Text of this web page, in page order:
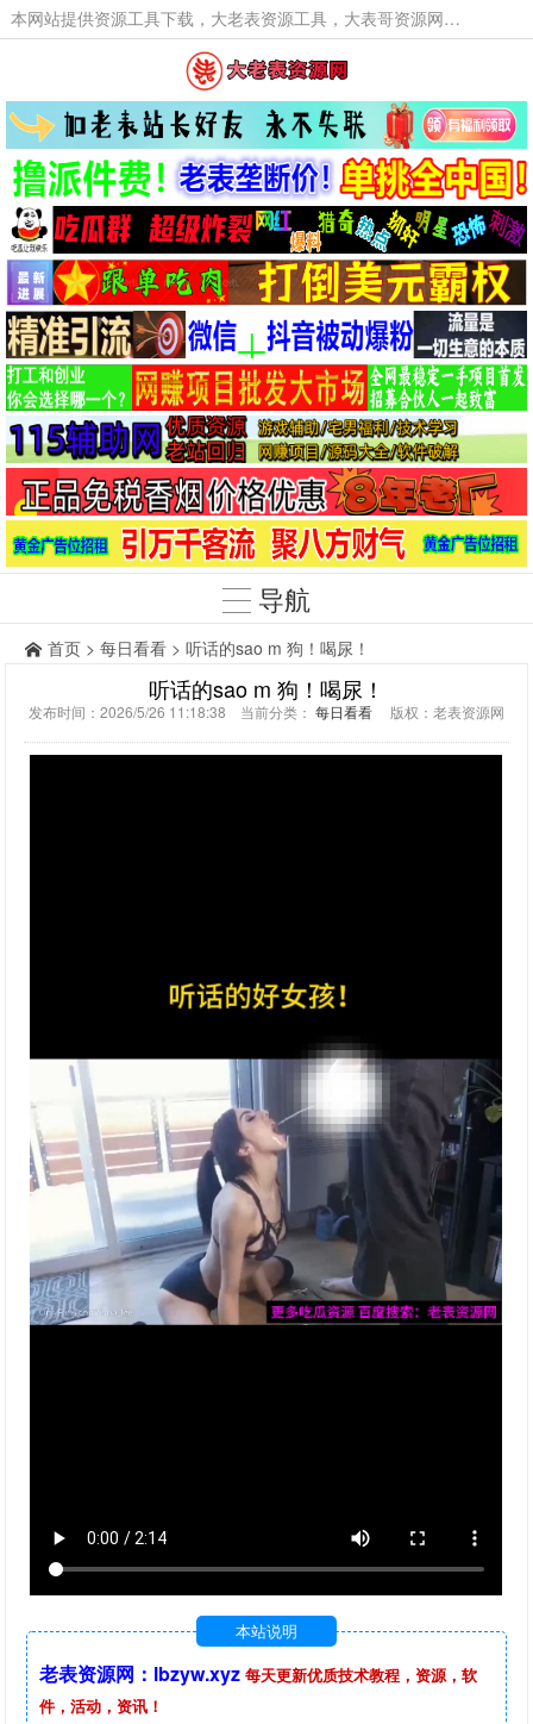
本网站提供资源工具下载，大老表资源工具，大表哥资源网软件工具，大老表资源下载，活动线报福利资源分享,活动线报，大型网游经典游戏，网络热门技术游戏辅助交流与分享。
导航
首页 > 每日看看 > 听话的sao m 狗！喝尿！
听话的sao m 狗！喝尿！
发布时间：2026/5/26 11:18:38 当前分类： 每日看看 版权：老表资源网
本站说明
老表资源网：lbzyw.xyz 每天更新优质技术教程，资源，软
件，活动，资讯！